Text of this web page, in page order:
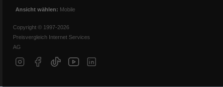
Ansicht wählen: Mobile
Copyright © 1997-2026
Preisvergleich Internet Services
AG